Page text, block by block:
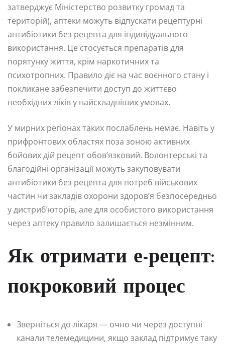
затверджує Міністерство розвитку громад та
територій), аптеки можуть відпускати рецептурні
антибіотики без рецепта для індивідуального
використання. Це стосується препаратів для
порятунку життя, крім наркотичних та
психотропних. Правило діє на час воєнного стану і
покликане забезпечити доступ до життєво
необхідних ліків у найскладніших умовах.
У мирних регіонах таких послаблень немає. Навіть у
прифронтових областях поза зоною активних
бойових дій рецепт обов’язковий. Волонтерські та
благодійні організації можуть закуповувати
антибіотики без рецепта для потреб військових
частин чи закладів охорони здоров’я безпосередньо
у дистриб’юторів, але для особистого використання
через аптеку правило залишається незмінним.
Як отримати е-рецепт:
покроковий процес
Зверніться до лікаря — очно чи через доступні
канали телемедицини, якщо заклад підтримує таку